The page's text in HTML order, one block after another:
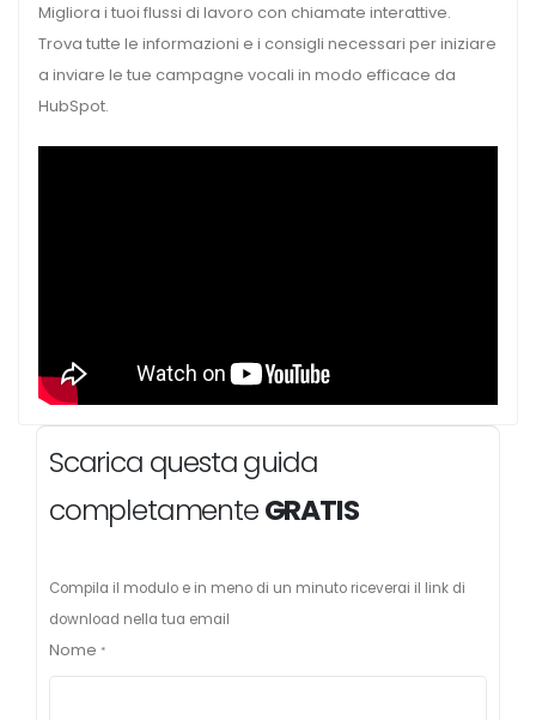
Migliora i tuoi flussi di lavoro con chiamate interattive.
Trova tutte le informazioni e i consigli necessari per iniziare
a inviare le tue campagne vocali in modo efficace da
HubSpot.
Scarica questa guida
completamenteGRATIS
Compila il modulo e in meno di un minuto riceverai il link di
download nella tua email
Nome *